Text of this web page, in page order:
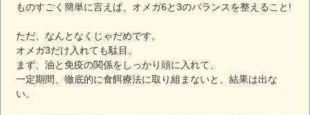
ものすごく簡単に言えば、オメガ6と3のバランスを整えること!
ただ、なんとなくじゃだめです。
オメガ3だけ入れても駄目。
まず、油と免疫の関係をしっかり頭に入れて、
一定期間、徹底的に食餌療法に取り組まないと、結果は出な
い。